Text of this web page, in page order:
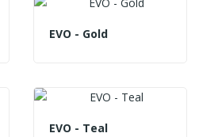
EVO - Gold
EVO - Teal